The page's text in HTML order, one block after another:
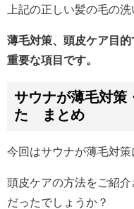
上記の正しい髪の毛の
薄毛対策、頭皮ケア目
重要な項目です。
サウナが薄毛対策
た まとめ
今回はサウナが薄毛対策
頭皮ケアの方法をご紹
だったでしょうか？